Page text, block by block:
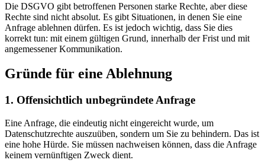
Die DSGVO gibt betroffenen Personen starke Rechte, aber diese
Rechte sind nicht absolut. Es gibt Situationen, in denen Sie eine
Anfrage ablehnen dürfen. Es ist jedoch wichtig, dass Sie dies
korrekt tun: mit einem gültigen Grund, innerhalb der Frist und mit
angemessener Kommunikation.
Gründe für eine Ablehnung
1. Offensichtlich unbegründete Anfrage
Eine Anfrage, die eindeutig nicht eingereicht wurde, um
Datenschutzrechte auszuüben, sondern um Sie zu behindern. Das ist
eine hohe Hürde. Sie müssen nachweisen können, dass die Anfrage
keinem vernünftigen Zweck dient.